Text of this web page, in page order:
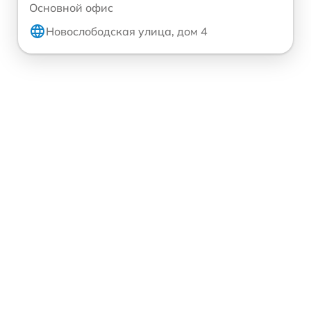
Основной офис
Новослободская улица, дом 4